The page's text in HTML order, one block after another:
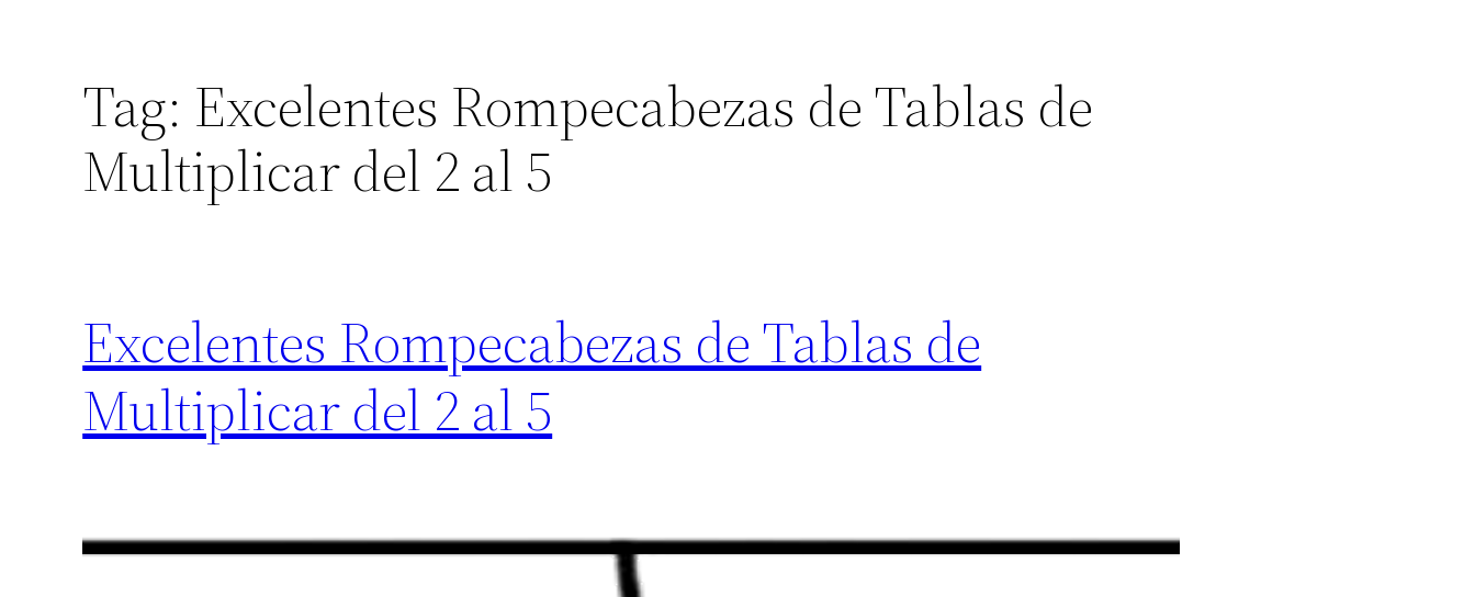
Tag: Excelentes Rompecabezas de Tablas de
Multiplicar del 2 al 5
Excelentes Rompecabezas de Tablas de
Multiplicar del 2 al 5